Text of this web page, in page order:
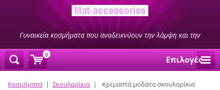
Γυναικεία κοσμήματα που αναδεικνύουν την λάμψη και την
ομορφιά σας
Επιλογές
Κοσμήματα | Σκουλαρίκια |
Κρεμαστά μοδάτα σκουλαρίκια
0